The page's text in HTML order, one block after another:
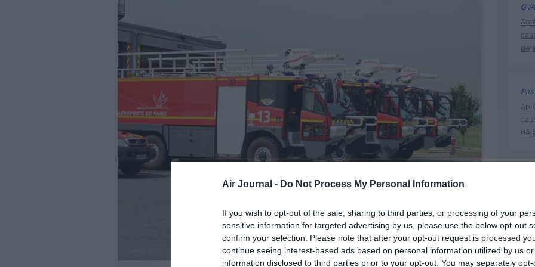
Air Journal - Do Not Process My Personal Information
If you wish to opt-out of the sale, sharing to third parties, or processing of your
sensitive information for targeted advertising by us, please use the below opt-out
confirm your selection. Please note that after your opt-out request is processed
continue seeing interest-based ads based on personal information utilized by us
information disclosed to third parties prior to your opt-out. You may separately